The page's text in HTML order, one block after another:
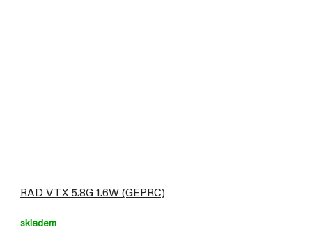
RAD VTX 5.8G 1.6W (GEPRC)
skladem